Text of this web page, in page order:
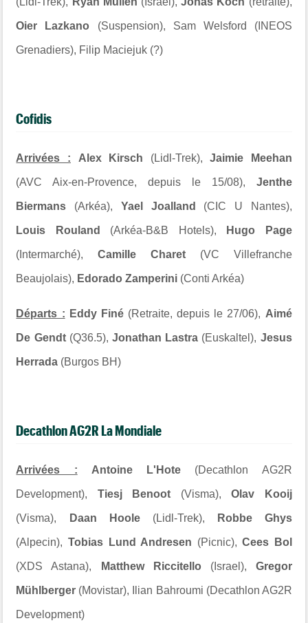
Oier Lazkano (Suspension), Sam Welsford (INEOS
Grenadiers), Filip Maciejuk (?)
Cofidis
Arrivées : Alex Kirsch (Lidl-Trek),Jaimie Meehan
(AVC Aix-en-Provence, depuis le 15/08), Jenthe
Biermans (Arkéa), Yael Joalland (CIC U Nantes),
Louis Rouland (Arkéa-B&B Hotels), Hugo Page
(Intermarché),Camille Charet (VC Villefranche
Beaujolais), Edorado Zamperini (Conti Arkéa)
Départs : Eddy Finé (Retraite, depuis le 27/06), Aimé
De Gendt(Q36.5), Jonathan Lastra (Euskaltel), Jesus
Herrada (Burgos BH)
Decathlon AG2R La Mondiale
Arrivées : Antoine L'Hote (Decathlon AG2R
Development), Tiesj Benoot (Visma),Olav Kooij
(Visma), Daan Hoole(Lidl-Trek), Robbe Ghys
(Alpecin), Tobias Lund Andresen (Picnic),Cees Bol
(XDS Astana), Matthew Riccitello (Israel), Gregor
Mühlberger (Movistar), Ilian Bahroumi (Decathlon AG2R
Development)